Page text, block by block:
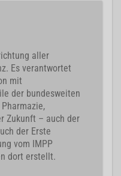
aller
Es verantwortet
mit
der bundesweiten
Zukunft – auch der
der Erste
vom IMPP
dort erstellt.